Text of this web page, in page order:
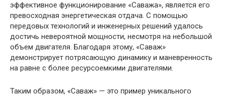
эффективное функционирование «Саважа», является его
превосходная энергетическая отдача. С помощью
передовых технологий и инженерных решений удалось
достичь невероятной мощности, несмотря на небольшой
объем двигателя. Благодаря этому, «Саваж»
демонстрирует потрясающую динамику и маневренность
на равне с более ресурсоемкими двигателями.
Таким образом, «Саваж» — это пример уникального